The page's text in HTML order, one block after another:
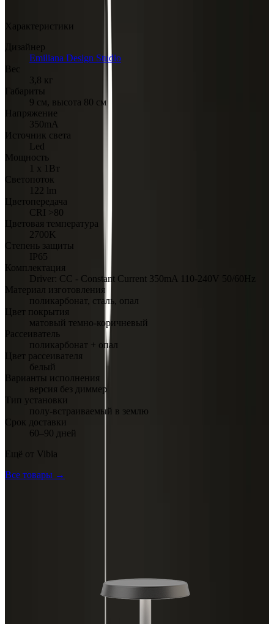
Добавлено: 04.09.2017
Характеристики
Дизайнер
Emiliana Design Studio
Вес
3,8 кг
Габариты
9 см, высота 80 см
Напряжение
350mA
Источник света
Led
Мощность
1 х 1Вт
Светопоток
122 lm
Цветопередача
CRI >80
Цветовая температура
2700K
Степень защиты
IP65
Комплектация
Driver: CC - Constant Current 350mA 110-240V 50/60Hz
Материал изготовления
поликарбонат, сталь, опал
Цвет покрытия
матовый темно-коричневый
Рассеиватель
поликарбонат + опал
Цвет рассеивателя
белый
Варианты исполнения
версия без диммер
Тип установки
полу-встраиваемый в землю
Срок доставки
60–90 дней
Ещё от Vibia
Все товары →